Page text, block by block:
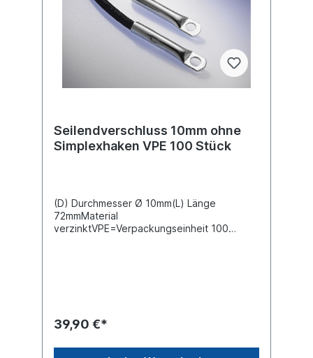
Seilendverschluss 10mm ohne
Simplexhaken VPE 100 Stück
(D) Durchmesser Ø 10mm(L) Länge
72mmMaterial
verzinktVPE=Verpackungseinheit 100
39,90 €*